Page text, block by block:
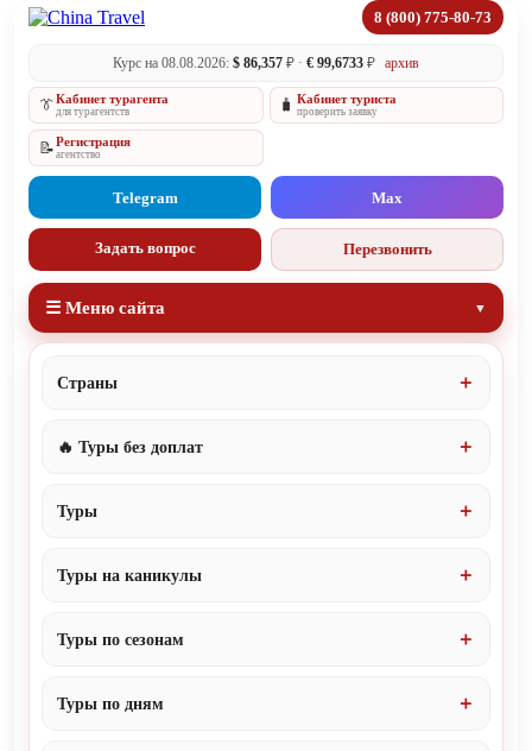
8 (800) 775-80-73
Курс на 08.08.2026: $ 86,357 ₽ · € 99,6733 ₽ архив
👔Кабинет турагента
для турагентств 🧳 Кабинет туриста
проверить заявку
📝Регистрация
агентство
Telegram Max
Задать вопрос Перезвонить
☰ Меню сайта
Страны
🔥 Туры без доплат
Туры
Туры на каникулы
Туры по сезонам
Туры по дням